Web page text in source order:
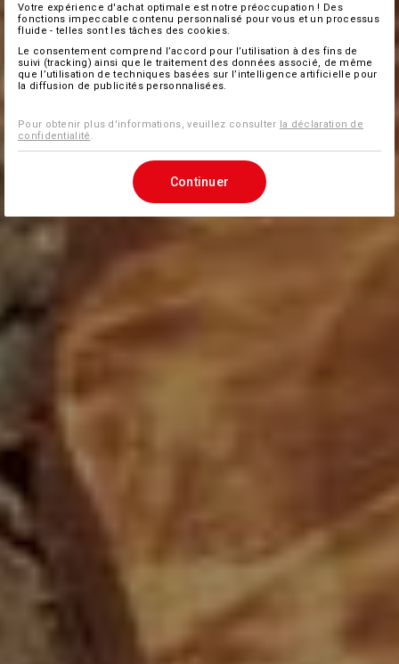
Votre expérience d'achat optimale est notre préoccupation ! Des
fonctions impeccable contenu personnalisé pour vous et un processus
fluide - telles sont les tâches des cookies.
Le consentement comprend l’accord pour l’utilisation à des fins de
suivi (tracking) ainsi que le traitement des données associé, de même
que l’utilisation de techniques basées sur l’intelligence artificielle pour
la diffusion de publicités personnalisées.
Pour obtenir plus d'informations, veuillez consulter la déclaration de
confidentialité
Continuer